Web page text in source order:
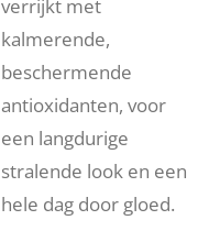
verrijkt met
kalmerende,
beschermende
antioxidanten, voor
een langdurige
stralende look en een
hele dag door gloed.